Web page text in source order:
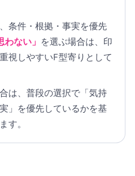
条件・根拠・事実を優先
わない」 を選ぶ場合は、印
視しやすいF型寄りとして
は、普段の選択で「気持
」を優先しているかを基
す。